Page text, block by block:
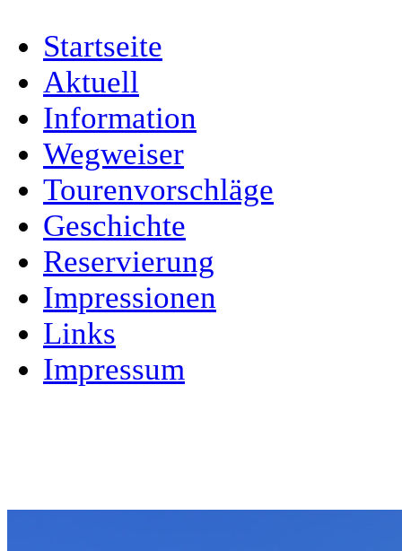
Startseite
Aktuell
Information
Wegweiser
Tourenvorschläge
Geschichte
Reservierung
Impressionen
Links
Impressum